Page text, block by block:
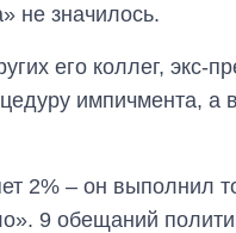
не значилось.
его коллег, экс-
импичмента, а
2% – он выполнил
9 обещаний